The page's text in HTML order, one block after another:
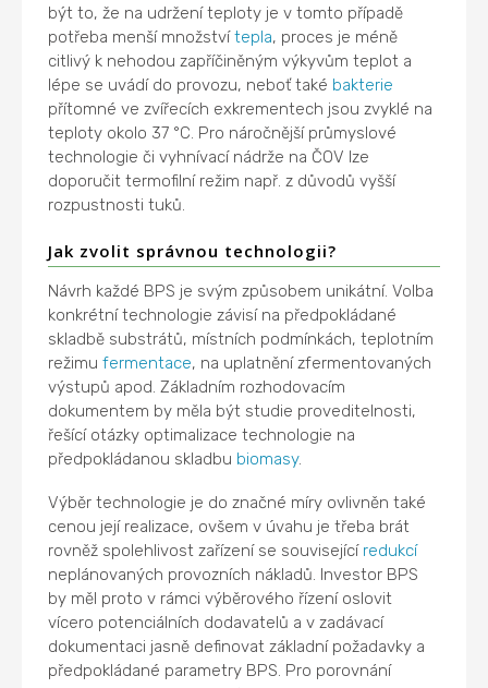
být to, že na udržení teploty je v tomto případě
potřeba menší množstvítepla, proces je méně
citlivý k nehodou zapříčiněným výkyvům teplot a
lépe se uvádí do provozu, neboť také bakterie
přítomné ve zvířecích exkrementech jsou zvyklé na
teploty okolo 37 °C. Pro náročnější průmyslové
technologie či vyhnívací nádrže na ČOV lze
doporučit termofilní režim např. z důvodů vyšší
rozpustnosti tuků.
Jak zvolit správnou technologii?
Návrh každé BPS je svým způsobem unikátní. Volba
konkrétní technologie závisí na předpokládané
skladbě substrátů, místních podmínkách, teplotním
režimufermentace, na uplatnění zfermentovaných
výstupů apod. Základním rozhodovacím
dokumentem by měla být studie proveditelnosti,
řešící otázky optimalizace technologie na
předpokládanou skladbu biomasy.
Výběr technologie je do značné míry ovlivněn také
cenou její realizace, ovšem v úvahu je třeba brát
rovněž spolehlivost zařízení se související redukcí
neplánovaných provozních nákladů. Investor BPS
by měl proto v rámci výběrového řízení oslovit
vícero potenciálních dodavatelů a v zadávací
dokumentaci jasně definovat základní požadavky a
předpokládané parametry BPS. Pro porovnání